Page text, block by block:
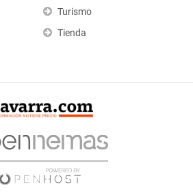
Turismo
Tienda